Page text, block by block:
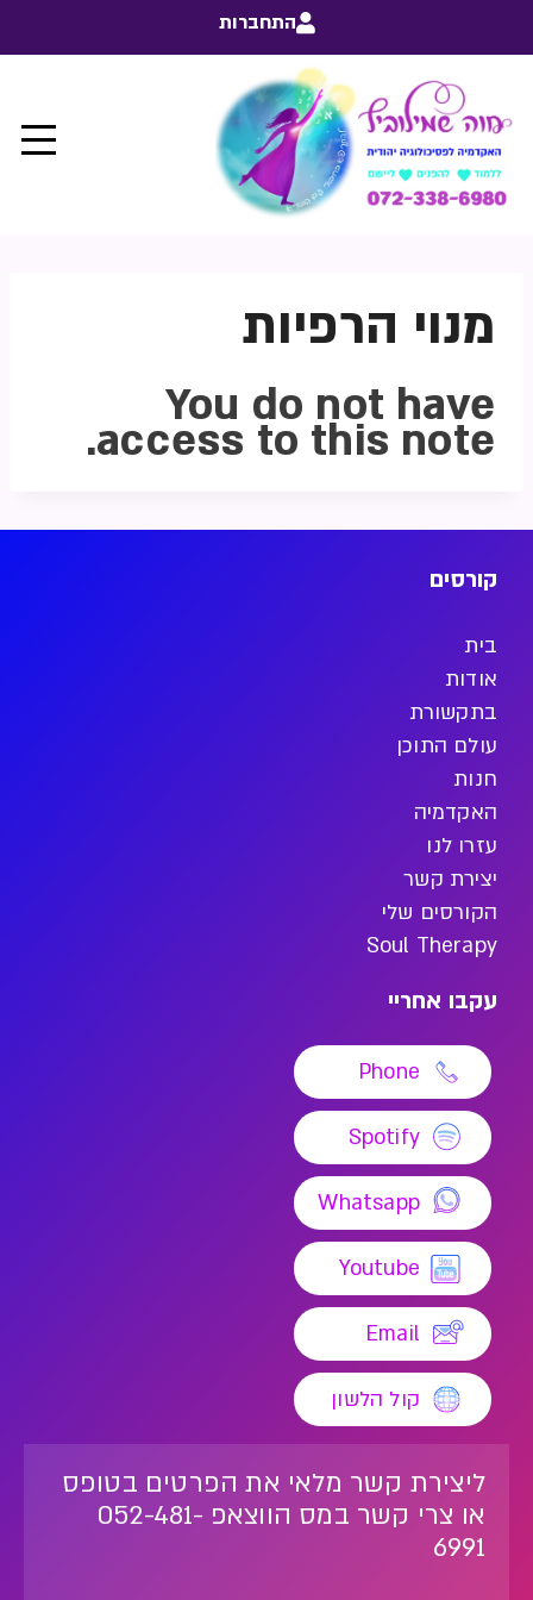
התחברות
מנוי הרפיות
You do not have
access to this note.
קורסים
בית
אודות
בתקשורת
עולם התוכן
חנות
האקדמיה
עזרו לנו
יצירת קשר
הקורסים שלי
Soul Therapy
עקבו אחריי
Phone
Spotify
Whatsapp
Youtube
Email
קול הלשון
ליצירת קשר מלאי את הפרטים בטופס
או צרי קשר במס הווצאפ 052-481-
6991